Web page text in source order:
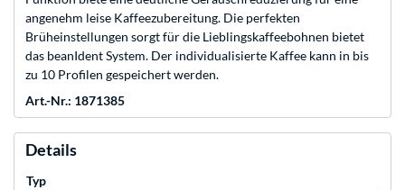
angenehm leise Kaffeezubereitung. Die perfekten
Brüheinstellungen sorgt für die Lieblingskaffeebohnen bietet
das beanIdent System. Der individualisierte Kaffee kann in bis
zu 10 Profilen gespeichert werden.
Art.-Nr.: 1871385
Details
Typ